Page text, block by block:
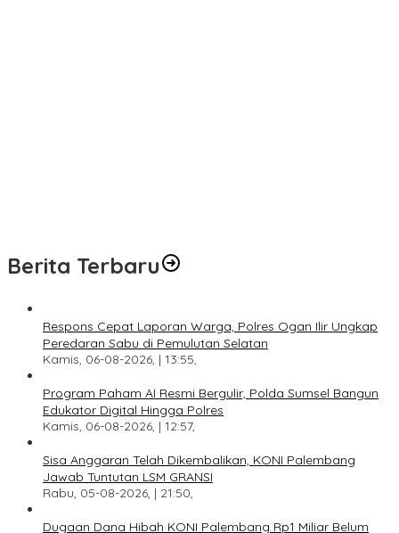
Berita Terbaru
Respons Cepat Laporan Warga, Polres Ogan Ilir Ungkap
Peredaran Sabu di Pemulutan Selatan
Kamis, 06-08-2026, | 13:55,
Program Paham AI Resmi Bergulir, Polda Sumsel Bangun
Edukator Digital Hingga Polres
Kamis, 06-08-2026, | 12:57,
Sisa Anggaran Telah Dikembalikan, KONI Palembang
Jawab Tuntutan LSM GRANSI
Rabu, 05-08-2026, | 21:50,
Dugaan Dana Hibah KONI Palembang Rp1 Miliar Belum